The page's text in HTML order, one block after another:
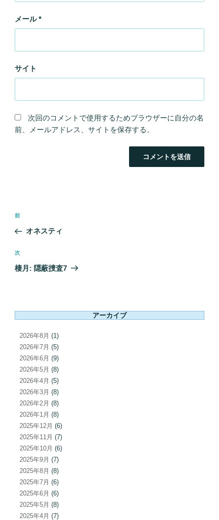
メール*
サイト
次回のコメントで使用するためブラウザーに自分の名
前、メールアドレス、サイトを保存する。
ナ
ビ
ー
ン
前
の
稿
前
オネスティ
次
の
次
棲月: 隠蔽捜査7
アーカイブ
2026年8月 (1)
2026年7月 (5)
2026年6月 (9)
2026年5月 (8)
2026年4月 (5)
2026年3月 (8)
2026年2月 (8)
2026年1月 (8)
2025年12月 (6)
2025年11月 (7)
2025年10月 (6)
2025年9月 (7)
2025年8月 (8)
2025年7月 (6)
2025年6月 (6)
2025年5月 (8)
2025年4月 (7)